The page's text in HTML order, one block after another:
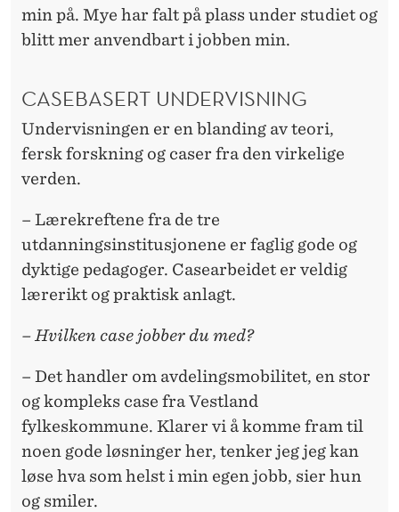
min på. Mye har falt på plass under studiet og
blitt mer anvendbart i jobben min.
CASEBASERT UNDERVISNING
Undervisningen er en blanding av teori,
fersk forskning og caser fra den virkelige
verden.
– Lærekreftene fra de tre
utdanningsinstitusjonene er faglig gode og
dyktige pedagoger. Casearbeidet er veldig
lærerikt og praktisk anlagt.
– Hvilken case jobber du med?
– Det handler om avdelingsmobilitet, en stor
og kompleks case fra Vestland
fylkeskommune. Klarer vi å komme fram til
noen gode løsninger her, tenker jeg jeg kan
løse hva som helst i min egen jobb, sier hun
og smiler.